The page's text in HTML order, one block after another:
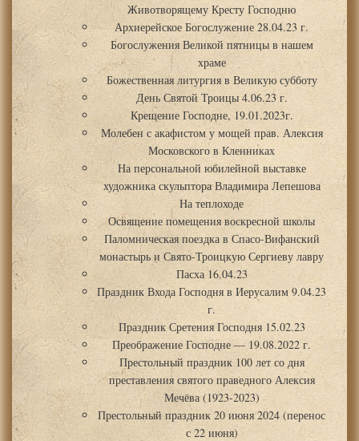
Животворящему Кресту Господню
Архиерейское Богослужение 28.04.23 г.
Богослужения Великой пятницы в нашем
храме
Божественная литургия в Великую субботу
День Святой Троицы 4.06.23 г.
Крещение Господне, 19.01.2023г.
Молебен с акафистом у мощей прав. Алексия
Московского в Кленниках
На персональной юбилейной выставке
художника скульптора Владимира Лепешова
На теплоходе
Освящение помещения воскресной школы
Паломническая поездка в Спасо-Вифанский
монастырь и Свято-Троицкую Сергиеву лавру
Пасха 16.04.23
Праздник Входа Господня в Иерусалим 9.04.23
г.
Праздник Сретения Господня 15.02.23
Преображение Господне — 19.08.2022 г.
Престольный праздник 100 лет со дня
преставления святого праведного Алексия
Мечёва (1923-2023)
Престольный праздник 20 июня 2024 (перенос
с 22 июня)